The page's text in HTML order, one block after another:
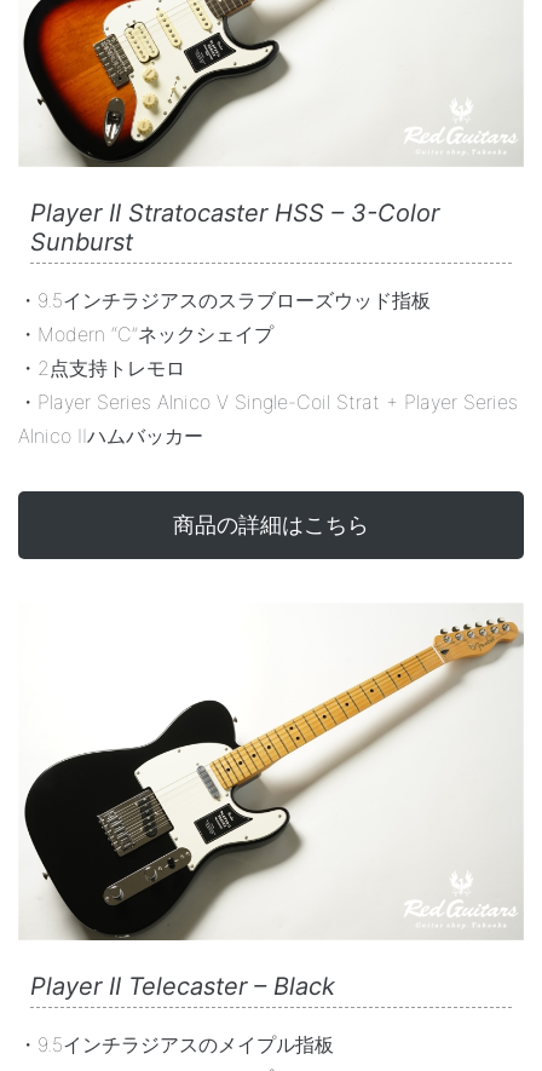
Player II Stratocaster HSS – 3-Color
Sunburst
・9.5インチラジアスのスラブローズウッド指板
・Modern “C”ネックシェイプ
・2点支持トレモロ
・Player Series Alnico V Single-Coil Strat + Player Series
Alnico IIハムバッカー
商品の詳細はこちら
Player II Telecaster – Black
・9.5インチラジアスのメイプル指板